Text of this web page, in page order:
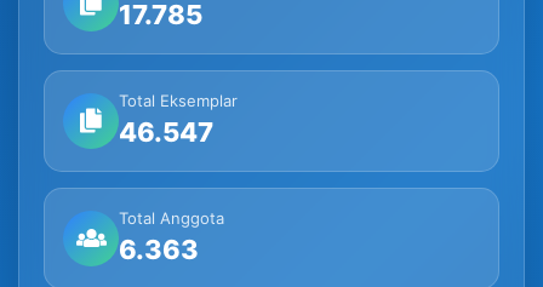
17.785
Total Eksemplar
46.547
Total Anggota
6.363